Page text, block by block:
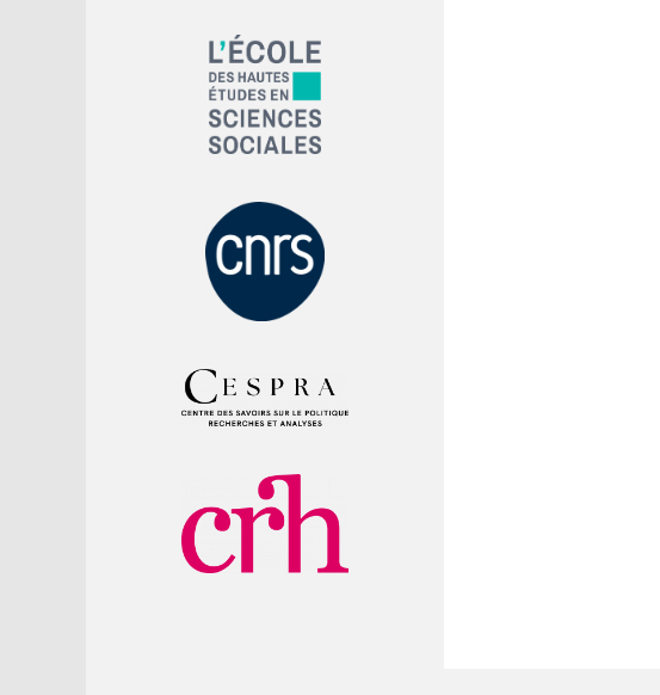
Affiliations/partenaires